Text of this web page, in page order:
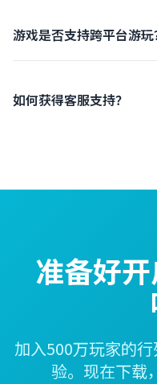
让您打造独特的角色。
游戏是否支持跨平台游玩
险。
如何获得客服支持？
准备好
加入500万玩家的
验。现在下载